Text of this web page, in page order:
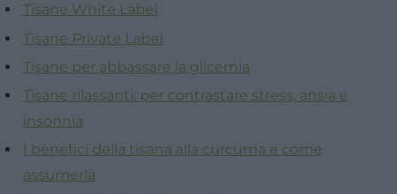
Tisane White Label
Tisane Private Label
Tisane per abbassare la glicemia
Tisane rilassanti: per contrastare stress, ansia e
insonnia
I benefici della tisana alla curcuma e come
assumerla